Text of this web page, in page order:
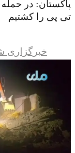
تی پی را کشتیم
خبرگزاری